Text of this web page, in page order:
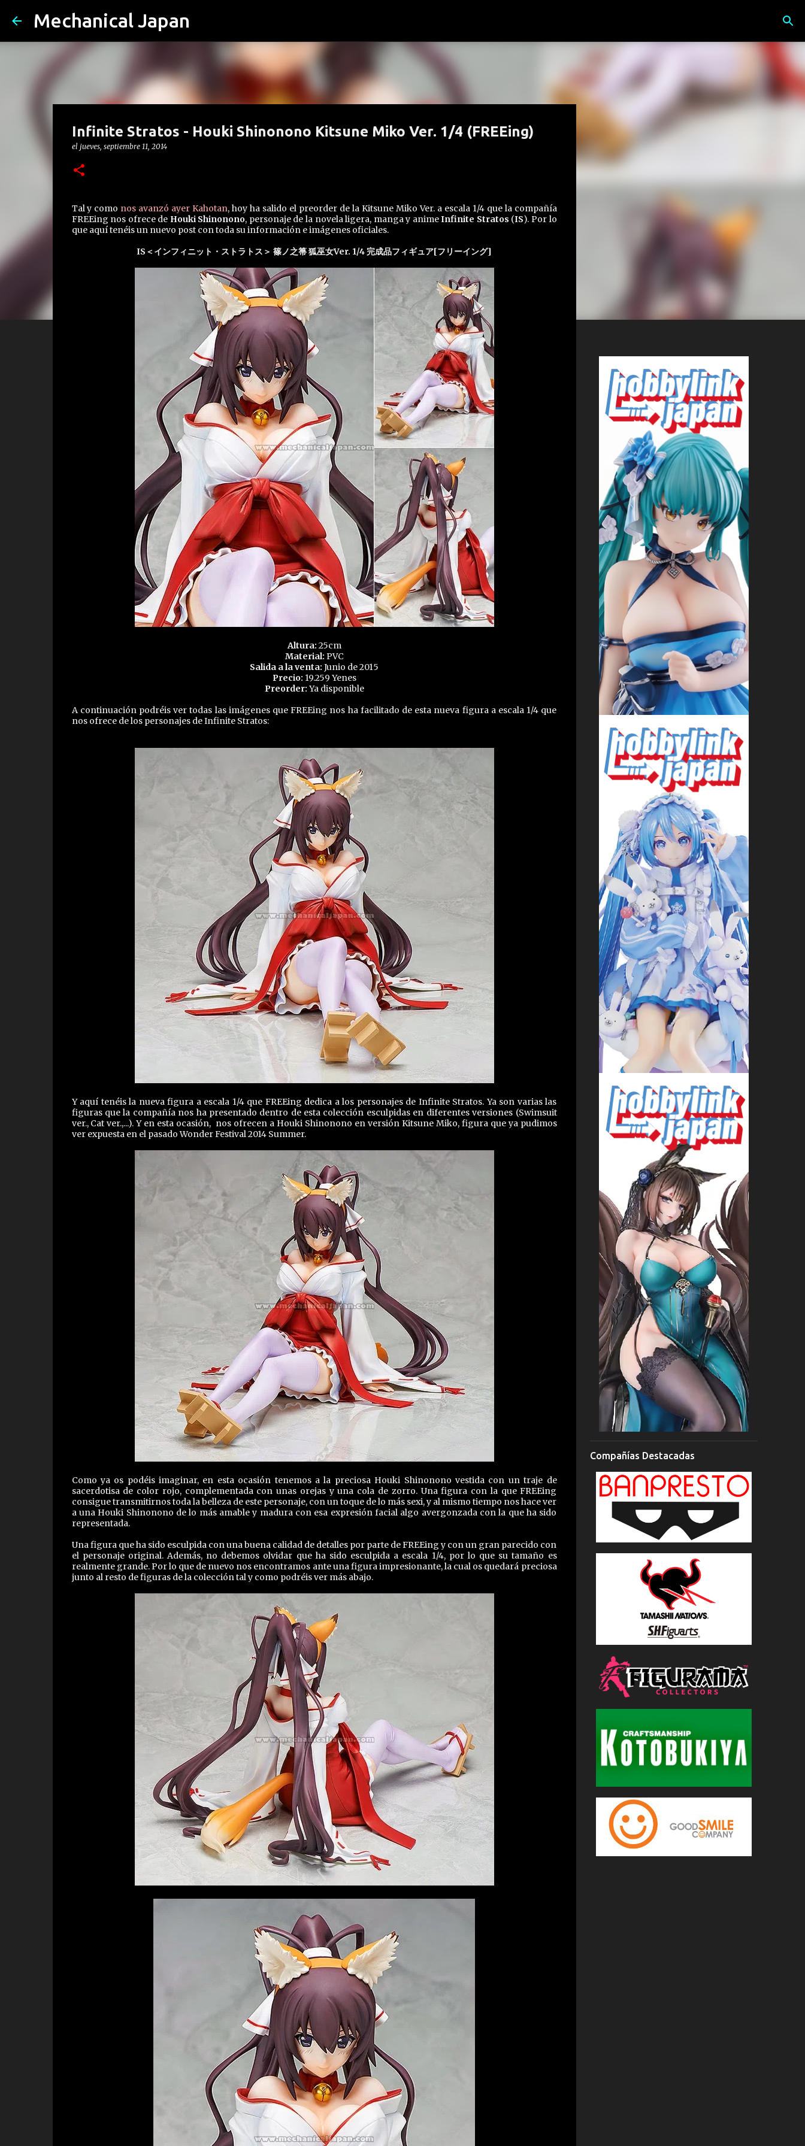
Mechanical Japan
Infinite Stratos - Houki Shinonono Kitsune Miko Ver. 1/4 (FREEing)
el jueves, septiembre 11, 2014
Tal y como nos avanzó ayer Kahotan, hoy ha salido el preorder de la Kitsune Miko Ver. a escala 1/4 que la compañía
FREEing nos ofrece de Houki Shinonono, personaje de la novela ligera, manga y animeInfinite Stratos (IS). Por lo
que aquí tenéis un nuevo post con toda su información e imágenes oficiales.
IS＜インフィニット・ストラトス＞ 篠ノ之箒 狐巫女Ver. 1/4 完成品フィギュア[フリーイング]
Altura: 25cm
Material: PVC
Salida a la venta: Junio de 2015
Precio: 19.259 Yenes
Preorder: Ya disponible
A continuación podréis ver todas las imágenes que FREEing nos ha facilitado de esta nueva figura a escala 1/4 que
nos ofrece de los personajes de Infinite Stratos:
Y aquí tenéis la nueva figura a escala 1/4 que FREEing dedica a los personajes de Infinite Stratos. Ya son varias las
figuras que la compañía nos ha presentado dentro de esta colección esculpidas en diferentes versiones (Swimsuit
ver., Cat ver.,...). Y en esta ocasión, nos ofrecen a Houki Shinonono en versión Kitsune Miko, figura que ya pudimos
ver expuesta en el pasado Wonder Festival 2014 Summer.
Como ya os podéis imaginar, en esta ocasión tenemos a la preciosa Houki Shinonono vestida con un traje de
sacerdotisa de color rojo, complementada con unas orejas y una cola de zorro. Una figura con la que FREEing
consigue transmitirnos toda la belleza de este personaje, con un toque de lo más sexi, y al mismo tiempo nos hace ver
a una Houki Shinonono de lo más amable y madura con esa expresión facial algo avergonzada con la que ha sido
representada.
Una figura que ha sido esculpida con una buena calidad de detalles por parte de FREEing y con un gran parecido con
el personaje original. Además, no debemos olvidar que ha sido esculpida a escala 1/4, por lo que su tamaño es
realmente grande. Por lo que de nuevo nos encontramos ante una figura impresionante, la cual os quedará preciosa
junto al resto de figuras de la colección tal y como podréis ver más abajo.
Compañías Destacadas